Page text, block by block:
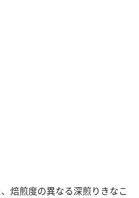
焙煎度の異なる深煎りきなこ